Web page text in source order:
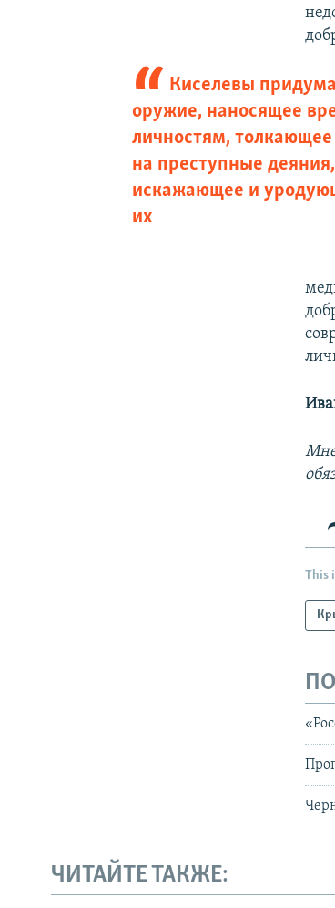
Киселевы
оружие, наносящее
личностям, толкающее
на преступные деяния,
искажающее и
их
This
ЧИТАЙТЕ ТАКЖЕ: